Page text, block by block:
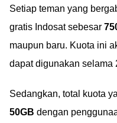
Setiap teman yang
gratis Indosat sebesar
maupun baru. Kuota ini
dapat digunakan selama
Sedangkan, total kuota
50GB dengan